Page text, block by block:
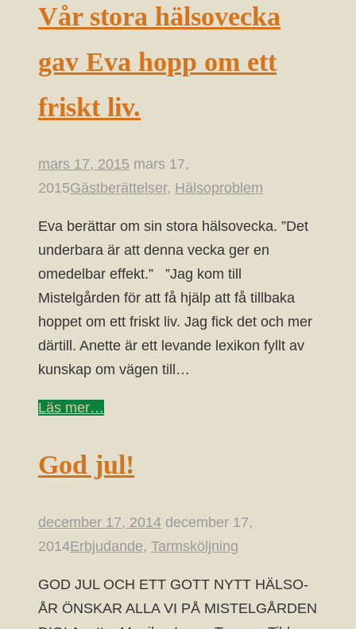
Vår stora hälsovecka
gav Eva hopp om ett
friskt liv.
mars 17, 2015 mars 17,
2015Gästberättelser, Hälsoproblem
Eva berättar om sin stora hälsovecka. ”Det
underbara är att denna vecka ger en
omedelbar effekt.” ”Jag kom till
Mistelgården för att få hjälp att få tillbaka
hoppet om ett friskt liv. Jag fick det och mer
därtill. Anette är ett levande lexikon fyllt av
kunskap om vägen till…
Läs mer…
God jul!
december 17, 2014 december 17,
2014Erbjudande, Tarmsköljning
GOD JUL OCH ETT GOTT NYTT HÄLSO-
ÅR ÖNSKAR ALLA VI PÅ MISTELGÅRDEN